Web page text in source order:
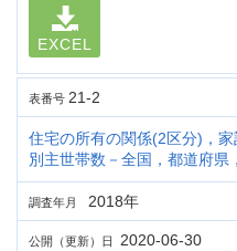
EXCEL
表番号 21-2
住宅の所有の関係(2区分)，
別主世帯数－全国，都道府
調査年月 2018年
公開（更新）日 2020-06-30